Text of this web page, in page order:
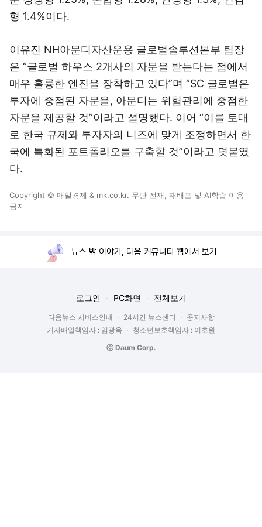
형 1.4%이다.
이유진 NH아문디자산운용 글로벌솔루션본부 팀장
은 “글로벌 하우스 2개사의 자문을 받는다는 점에서
매우 훌륭한 엔진을 장착하고 있다”며 “SC 글로벌은
투자에 중점된 자문을, 아문디는 위험관리에 중점한
자문을 제공할 것”이라고 설명했다. 이어 “이를 토대
로 한국 규제와 투자자의 니즈에 맞게 조정하면서 한
국에 특화된 포트폴리오를 구축할 것”이라고 덧붙였
다.
Copyright © 매일경제 & mk.co.kr. 무단 전재, 재배포 및 AI학습 이용
금지
뉴스 밖 이야기, 다음 커뮤니티 웹에서 보기
로그인 PC화면 전체보기
다음뉴스 서비스안내 24시간 뉴스센터
공지사항
기사배열책임자 : 임광욱
청소년보호책임자 : 이호원
ⓒ Daum Corp.